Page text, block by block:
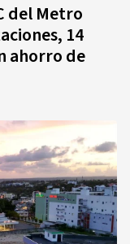
del Metro
14
ahorro de